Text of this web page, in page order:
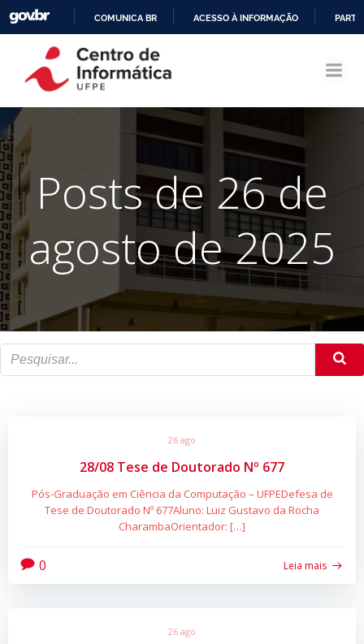
CONTEÚDO
COMUNICA BR ACESSO À INFORMAÇÃO
Posts de 26 de
agosto de 2025
26 ago
28/08 Tese de Doutorado Nº 677
Pós-Graduação em Ciência da Computação – UFPEDefesa de
Tese de Doutorado Nº 677Aluno: Luiz Gustavo da Rocha
CharambaOrientador: […]
0 Leia mais
26 ago